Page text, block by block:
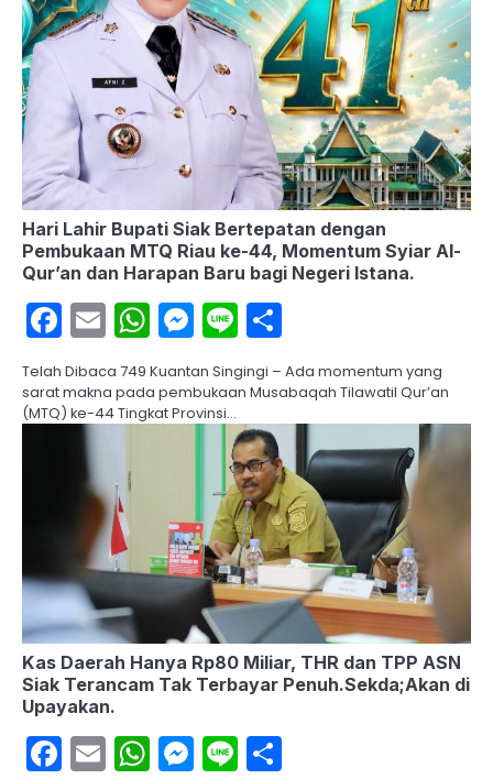
Hari Lahir Bupati Siak Bertepatan dengan
Pembukaan MTQ Riau ke-44, Momentum Syiar Al-
Qur’an dan Harapan Baru bagi Negeri Istana.
Facebook
EmailWhatsApp
Messenger
Line
Telah Dibaca 749 Kuantan Singingi – Ada momentum yang
sarat makna pada pembukaan Musabaqah Tilawatil Qur’an
(MTQ) ke-44 Tingkat Provinsi…
Kas Daerah Hanya Rp80 Miliar, THR dan TPP ASN
Siak Terancam Tak Terbayar Penuh.Sekda;Akan di
Upayakan.
Facebook
EmailWhatsApp
Messenger
Line